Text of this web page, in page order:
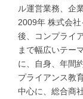
ル運営業務、企
2009年 株式会
後、コンプライ
まで幅広いテー
に、自身、年間
プライアンス教
中心に、総合商